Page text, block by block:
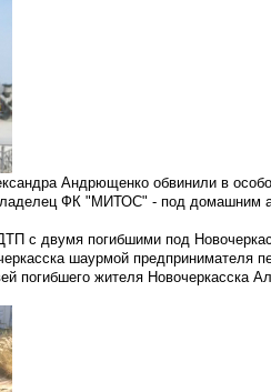
Андрющенко обвинили в
ФК "МИТОС" - под домашним
с двумя погибшими под
шаурмой предпринимателя
погибшего жителя Новочеркасска